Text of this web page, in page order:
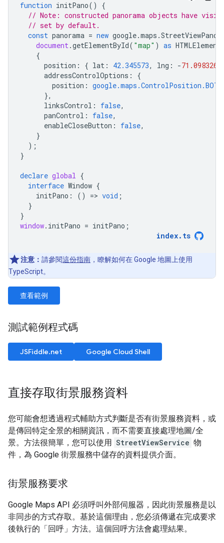
function initPano()
{
// Note: constructed panorama objects have
// set by default.
const panorama = new google.maps .
document.getElementById( "map" ) as HTMLElement
{
position : { lat : 42.345573, lng : -71.098326
addressControlOptions :
{
position :
},
linksControl : false,
panControl : false,
enableCloseButton : false,
}
);
}
declare global {
interface Window {
initPano : () => void ;
}
}
window. initPano = initPano ;
index. ts
注意： 請參閱這份指南 ，瞭解如何在 Google 地圖上使用
TypeScript。
查看範例
測試範例程式碼
JSFiddle.net Google Cloud Shell
直接存取街景服務資料
您可能會想透過程式輔助方式判斷是否有街景服務資料，或
是傳回特定全景的相關資訊，而不需要直接處理地圖/全
景。方法很簡單，您可以使用 StreetViewService 物
件，為 Google 街景服務中儲存的資料提供介面。
街景服務要求
Google Maps API 必須呼叫外部伺服器，因此街景服務是以
非同步的方式存取。基於這個理由，您必須傳遞在完成要求
後執行的「回呼」 方法。這個回呼方法會處理結果。